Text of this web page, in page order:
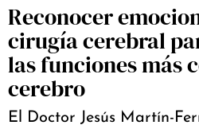
Reconocer
cirugía cerebral
las funciones más
cerebro
El Doctor Jesús Martín-